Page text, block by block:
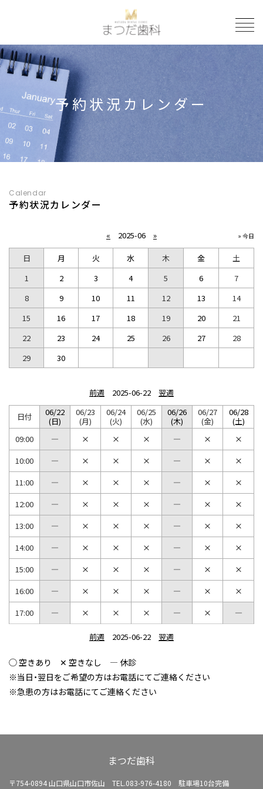
予約状況カレンダー
Calendar
予約状況カレンダー
« 2025-06 » » 今日
日 月 火 水 木 金
土
1
2 3 4 5 6
7
8
9 10 11 12 13
14
15
16 17 18 19 20
21
22
23 24 25 26 27
28
29
30
前週 2025-06-22 翌週
日付
06/22
(日)
06/23
(月)
06/24
(火)
06/25
(水)
06/26
(木)
06/27
(金)
06/28
(土)
09:00
10:00
11:00
12:00
13:00
14:00
15:00
16:00
17:00
前週 2025-06-22 翌週
◯ 空きあり ✕ 空きなし ― 休診
※当日・翌日をご希望の方はお電話にてご連絡ください
※急患の方はお電話にてご連絡ください
まつだ歯科
〒754-0894 山口県山口市佐山 TEL.083-976-4180 駐車場10台完備